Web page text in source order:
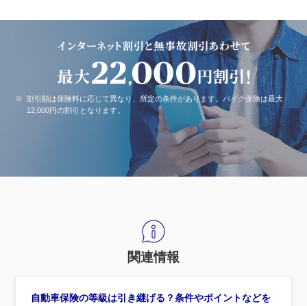
※ 割引額は保険料に応じて異なり、所定の条件があります。バイク保険は最大
12,000円の割引となります。
関連情報
自動車保険の等級は引き継げる？条件やポイントなどを